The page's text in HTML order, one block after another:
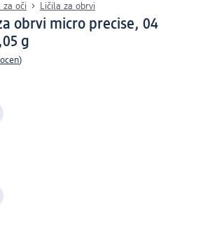
za oči Ličila za obrvi
obrvi micro precise, 04
g
)